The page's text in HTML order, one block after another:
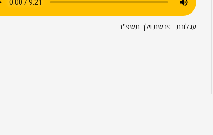
עגלונת - פרשת וילך תשפ"ב